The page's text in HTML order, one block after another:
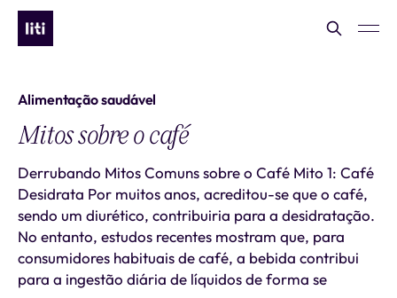
Alimentação saudável
Mitos sobre o café
Derrubando Mitos Comuns sobre o Café Mito 1: Café
Desidrata Por muitos anos, acreditou-se que o café,
sendo um diurético, contribuiria para a desidratação.
No entanto, estudos recentes mostram que, para
consumidores habituais de café, a bebida contribui
para a ingestão diária de líquidos de forma se